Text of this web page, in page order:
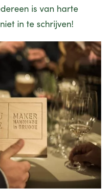
is van harte
in te schrijven!